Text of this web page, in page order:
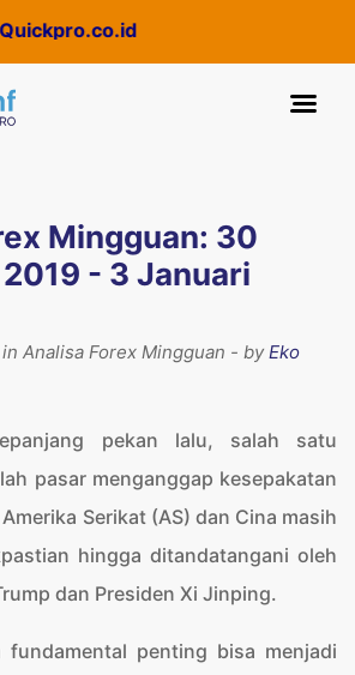
Mingguan: 30
- 3 Januari
Analisa Forex Mingguan - byEko
pekan lalu, salah satu
pasar menganggap kesepakatan
Serikat (AS) dan Cina masih
hingga ditandatangani oleh
dan Presiden Xi Jinping.
fundamental penting bisa menjadi